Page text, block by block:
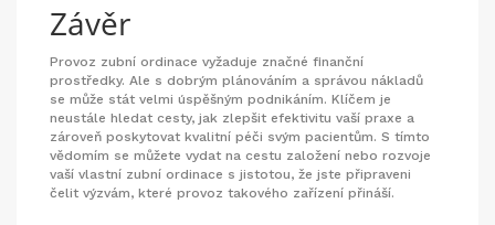
Závěr
Provoz zubní ordinace vyžaduje značné finanční
prostředky. Ale s dobrým plánováním a správou nákladů
se může stát velmi úspěšným podnikáním. Klíčem je
neustále hledat cesty, jak zlepšit efektivitu vaší praxe a
zároveň poskytovat kvalitní péči svým pacientům. S tímto
vědomím se můžete vydat na cestu založení nebo rozvoje
vaší vlastní zubní ordinace s jistotou, že jste připraveni
čelit výzvám, které provoz takového zařízení přináší.